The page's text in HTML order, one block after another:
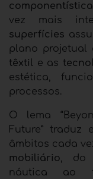
componentística
vez mais
superfícies
plano projetual
têxtil e as
estética,
processos.
O lema
Future” traduz
âmbitos cada
mobiliário, do
náutica ao